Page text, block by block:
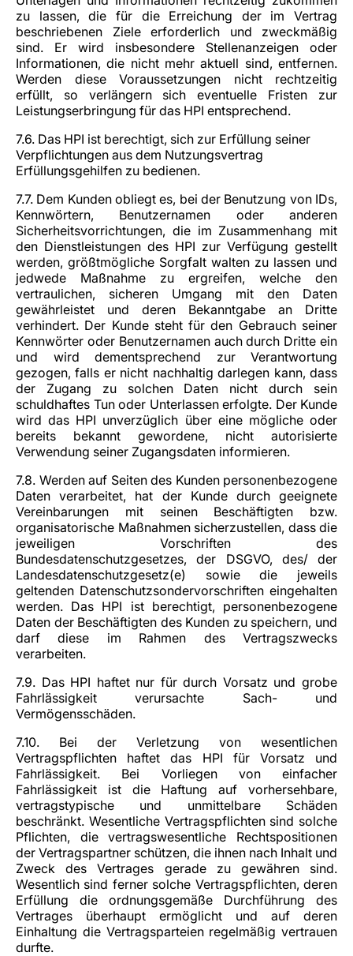
zu lassen, die für die Erreichung der im Vertrag
beschriebenen Ziele erforderlich und zweckmäßig
sind. Er wird insbesondere Stellenanzeigen oder
Informationen, die nicht mehr aktuell sind, entfernen.
Werden diese Voraussetzungen nicht rechtzeitig
erfüllt, so verlängern sich eventuelle Fristen zur
Leistungserbringung für das HPI entsprechend.
7.6. Das HPI ist berechtigt, sich zur Erfüllung seiner
Verpflichtungen aus dem Nutzungsvertrag
Erfüllungsgehilfen zu bedienen.
7.7. Dem Kunden obliegt es, bei der Benutzung von IDs,
Kennwörtern, Benutzernamen oder anderen
Sicherheitsvorrichtungen, die im Zusammenhang mit
den Dienstleistungen des HPI zur Verfügung gestellt
werden, größtmögliche Sorgfalt walten zu lassen und
jedwede Maßnahme zu ergreifen, welche den
vertraulichen, sicheren Umgang mit den Daten
gewährleistet und deren Bekanntgabe an Dritte
verhindert. Der Kunde steht für den Gebrauch seiner
Kennwörter oder Benutzernamen auch durch Dritte ein
und wird dementsprechend zur Verantwortung
gezogen, falls er nicht nachhaltig darlegen kann, dass
der Zugang zu solchen Daten nicht durch sein
schuldhaftes Tun oder Unterlassen erfolgte. Der Kunde
wird das HPI unverzüglich über eine mögliche oder
bereits bekannt gewordene, nicht autorisierte
Verwendung seiner Zugangsdaten informieren.
7.8. Werden auf Seiten des Kunden personenbezogene
Daten verarbeitet, hat der Kunde durch geeignete
Vereinbarungen mit seinen Beschäftigten bzw.
organisatorische Maßnahmen sicherzustellen, dass die
jeweiligen Vorschriften des
Bundesdatenschutzgesetzes, der DSGVO, des/ der
Landesdatenschutzgesetz(e) sowie die jeweils
geltenden Datenschutzsondervorschriften eingehalten
werden. Das HPI ist berechtigt, personenbezogene
Daten der Beschäftigten des Kunden zu speichern, und
darf diese im Rahmen des Vertragszwecks
verarbeiten.
7.9. Das HPI haftet nur für durch Vorsatz und grobe
Fahrlässigkeit verursachte Sach- und
Vermögensschäden.
7.10. Bei der Verletzung von wesentlichen
Vertragspflichten haftet das HPI für Vorsatz und
Fahrlässigkeit. Bei Vorliegen von einfacher
Fahrlässigkeit ist die Haftung auf vorhersehbare,
vertragstypische und unmittelbare Schäden
beschränkt. Wesentliche Vertragspflichten sind solche
Pflichten, die vertragswesentliche Rechtspositionen
der Vertragspartner schützen, die ihnen nach Inhalt und
Zweck des Vertrages gerade zu gewähren sind.
Wesentlich sind ferner solche Vertragspflichten, deren
Erfüllung die ordnungsgemäße Durchführung des
Vertrages überhaupt ermöglicht und auf deren
Einhaltung die Vertragsparteien regelmäßig vertrauen
durfte.